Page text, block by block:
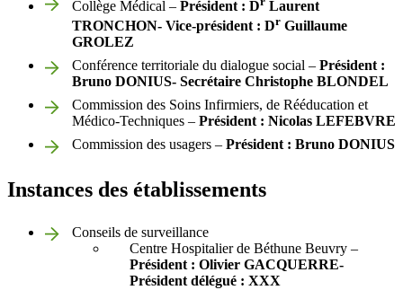
Collège Médical – Président : D
Laurent
TRONCHON- Vice-président : Dr Guillaume
GROLEZ
Conférence territoriale du dialogue social – Président :
Bruno DONIUS- Secrétaire Christophe BLONDEL
Commission des Soins Infirmiers, de Rééducation et
Médico-Techniques – Président : Nicolas LEFEBVRE
Commission des usagers – Président : Bruno DONIUS
Instances des établissements
Conseils de surveillance
Centre Hospitalier de Béthune Beuvry –
Président : Olivier GACQUERRE-
Président délégué : XXX